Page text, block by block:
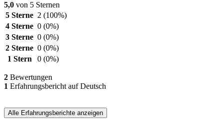
5,0 von 5 Sternen
5 Sterne 2 (100%)
4 Sterne 0 (0%)
3 Sterne 0 (0%)
2 Sterne 0 (0%)
1 Stern
0 (0%)
2 Bewertungen
1 Erfahrungsbericht auf Deutsch
Alle Erfahrungsberichte anzeigen